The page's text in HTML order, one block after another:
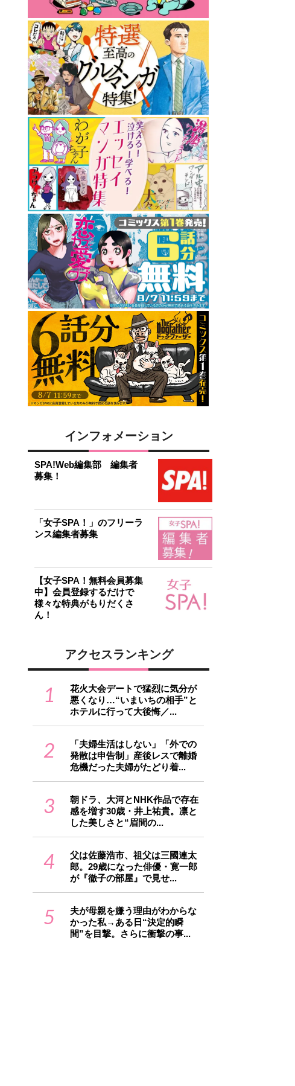
インフォメーション
SPA!Web編集部 編集者
募集！
「女子SPA！」のフリーラ
ンス編集者募集
【女子SPA！無料会員募集
中】会員登録するだけで
様々な特典がもりだくさ
ん！
アクセスランキング
1
花火大会デートで猛烈に気分が
悪くなり…“いまいちの相手”と
ホテルに行って大後悔／...
2
「夫婦生活はしない」「外での
発散は申告制」産後レスで離婚
危機だった夫婦がたどり着...
3
朝ドラ、大河とNHK作品で存在
感を増す30歳・井上祐貴。凛と
した美しさと“眉間の...
4
父は佐藤浩市、祖父は三國連太
郎。29歳になった俳優・寛一郎
が『徹子の部屋』で見せ...
5
夫が母親を嫌う理由がわからな
かった私→ある日“決定的瞬
間”を目撃。さらに衝撃の事...